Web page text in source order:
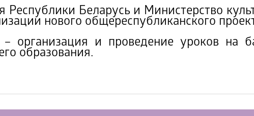
Беларусь и Министерство
нового общереспубликанского
и проведение уроков на
образования.